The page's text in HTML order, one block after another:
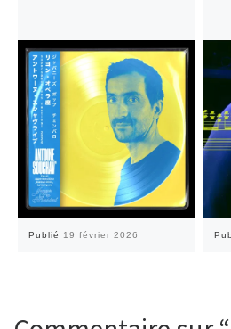
Publié 19 février 2026